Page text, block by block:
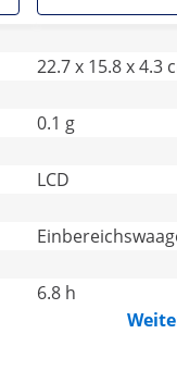
22.7 x 15.8 x 4.3
0.1 g
LCD
6.8 h